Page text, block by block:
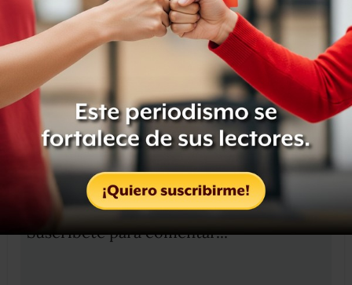
Compartir Leer después
Iniciar sesión Registrate
Suscribete para comentar...